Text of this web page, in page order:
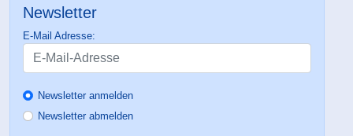
Newsletter
E-Mail Adresse:
Newsletter anmelden
Newsletter abmelden